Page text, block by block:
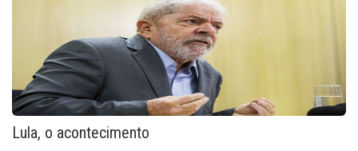
Lula, o acontecimento